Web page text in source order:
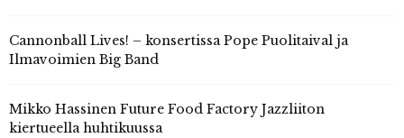
Cannonball Lives! – konsertissa Pope Puolitaival ja
Ilmavoimien Big Band
Mikko Hassinen Future Food Factory Jazzliiton
kiertueella huhtikuussa